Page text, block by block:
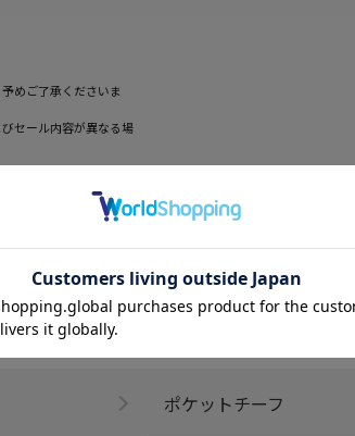
めご了承くださいま
セール内容が異なる場
CATEGORY
商品を絞る
ポケットチーフ